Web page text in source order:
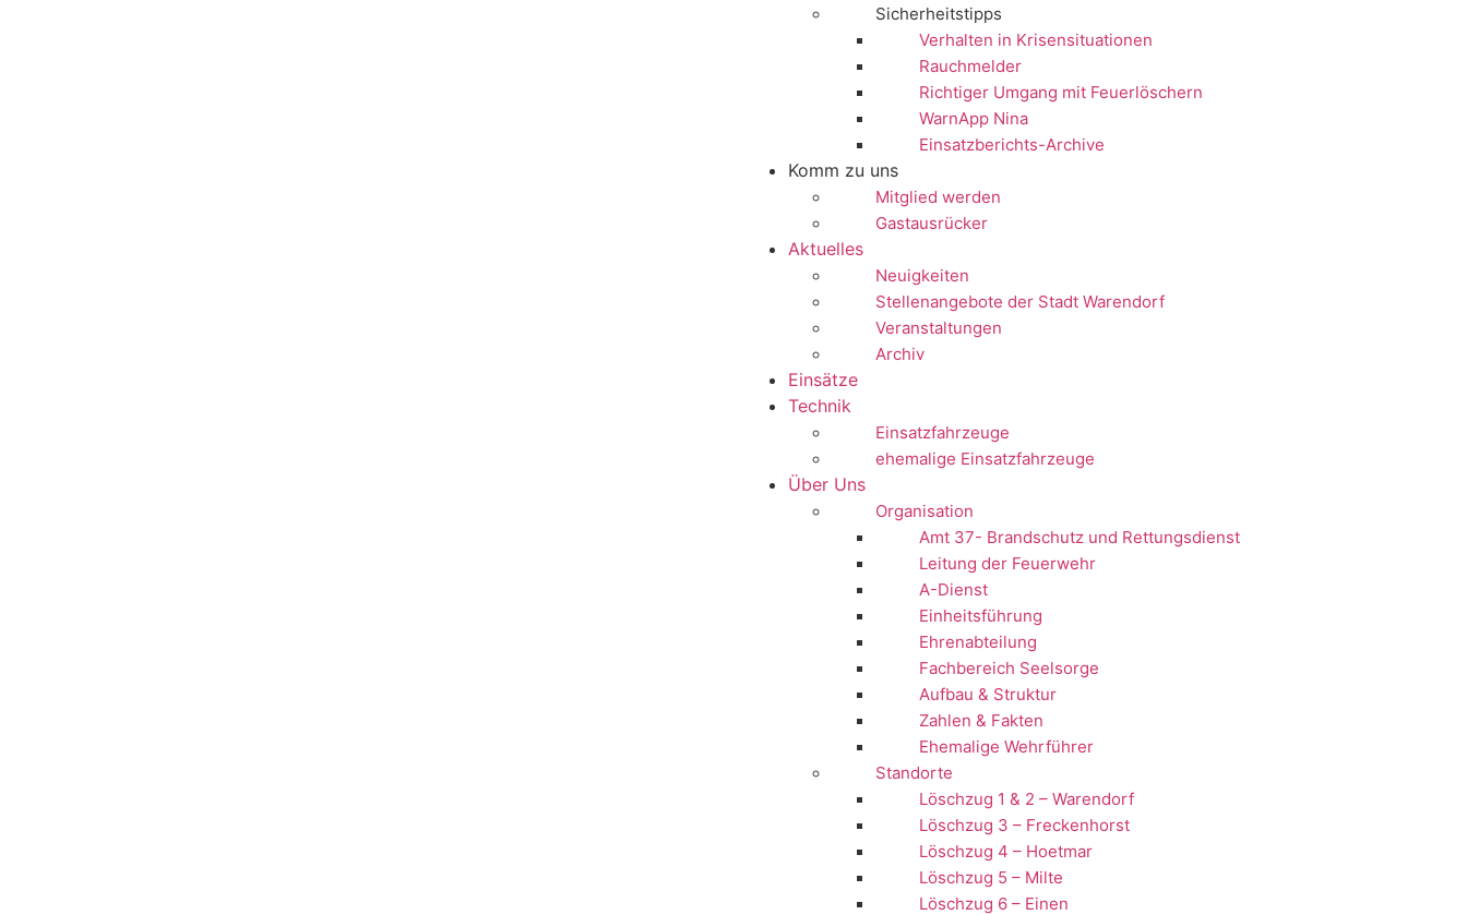
Sicherheitstipps
Verhalten in Krisensituationen
Rauchmelder
Richtiger Umgang mit Feuerlöschern
WarnApp Nina
Einsatzberichts-Archive
Komm zu uns
Mitglied werden
Gastausrücker
Aktuelles
Neuigkeiten
Stellenangebote der Stadt Warendorf
Veranstaltungen
Archiv
Einsätze
Technik
Einsatzfahrzeuge
ehemalige Einsatzfahrzeuge
Über Uns
Organisation
Amt 37- Brandschutz und Rettungsdienst
Leitung der Feuerwehr
A-Dienst
Einheitsführung
Ehrenabteilung
Fachbereich Seelsorge
Aufbau & Struktur
Zahlen & Fakten
Ehemalige Wehrführer
Standorte
Löschzug 1 & 2 – Warendorf
Löschzug 3 – Freckenhorst
Löschzug 4 – Hoetmar
Löschzug 5 – Milte
Löschzug 6 – Einen